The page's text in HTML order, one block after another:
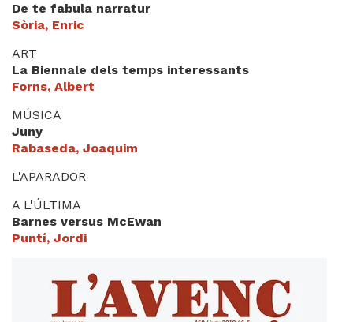
De te fabula narratur
Sòria, Enric
ART
La Biennale dels temps interessants
Forns, Albert
MÚSICA
Juny
Rabaseda, Joaquim
L'APARADOR
A L'ÚLTIMA
Barnes versus McEwan
Puntí, Jordi